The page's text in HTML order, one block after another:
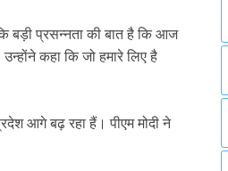
बड़ी प्रसन्नता की बात है कि आज
कहा कि जो हमारे लिए है
आगे बढ़ रहा हैं। पीएम मोदी ने